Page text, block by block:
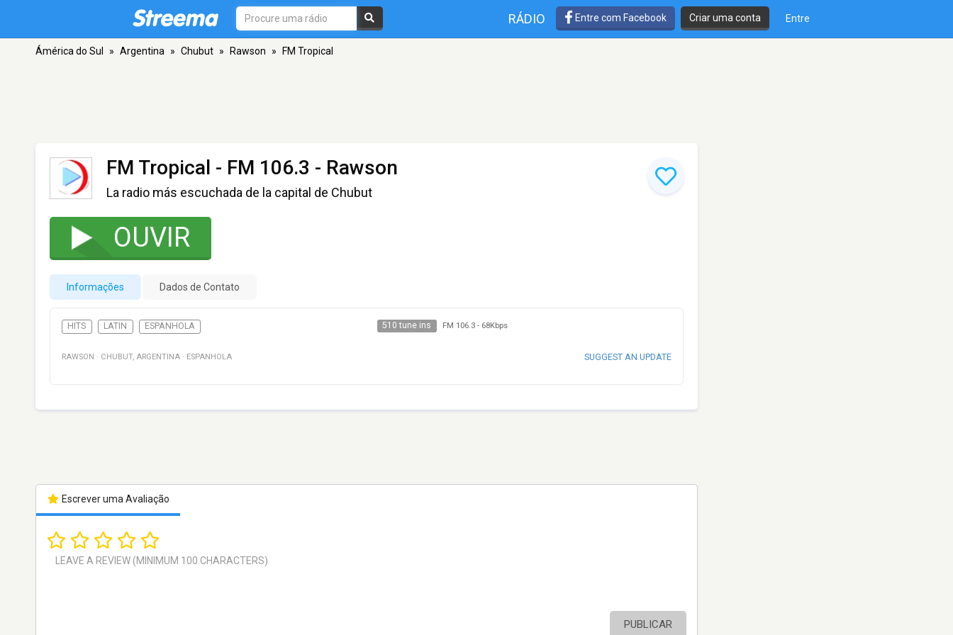
RÁDIO Entre com Facebook Criar uma conta Entre
Ámérica do Sul » Argentina » Chubut » Rawson » FM Tropical
FM Tropical - FM 106.3 - Rawson
La radio más escuchada de la capital de Chubut
OUVIR
Informações Dados de Contato
HITS LATIN ESPANHOLA 510 tune ins FM 106.3- 68Kbps
RAWSON · CHUBUT, ARGENTINA · ESPANHOLA SUGGEST AN UPDATE
Escrever uma Avaliação
PUBLICAR